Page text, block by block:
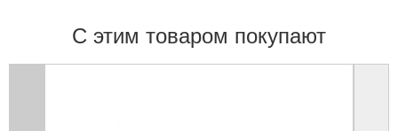
С этим товаром покупают